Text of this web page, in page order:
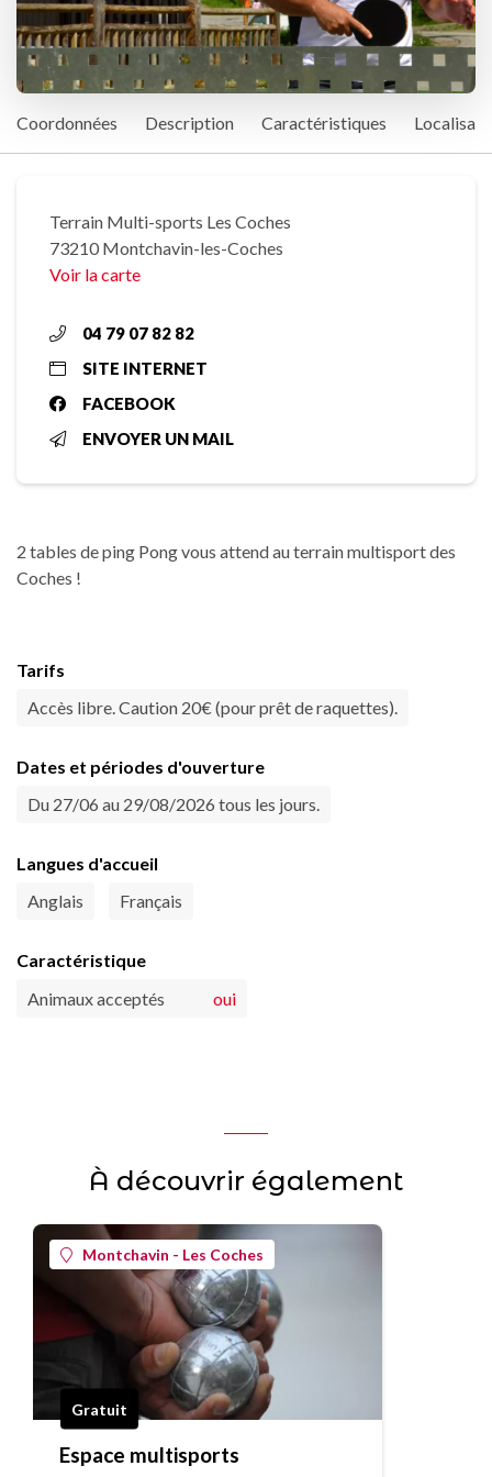
Coordonnées Description Caractéristiques
Terrain Multi-sports Les Coches
73210 Montchavin-les-Coches
Voir la carte
04 79 07 82 82
SITE INTERNET
FACEBOOK
ENVOYER UN MAIL
2 tables de ping Pong vous attend au terrain multisport des
Coches !
Tarifs
Accès libre. Caution 20€ (pour prêt de raquettes).
Dates et périodes d'ouverture
Du 27/06 au 29/08/2026 tous les jours.
Langues d'accueil
Anglais
Français
Caractéristique
Animaux acceptés
oui
À découvrir également
Montchavin - Les Coches
Gratuit
Espace multisports